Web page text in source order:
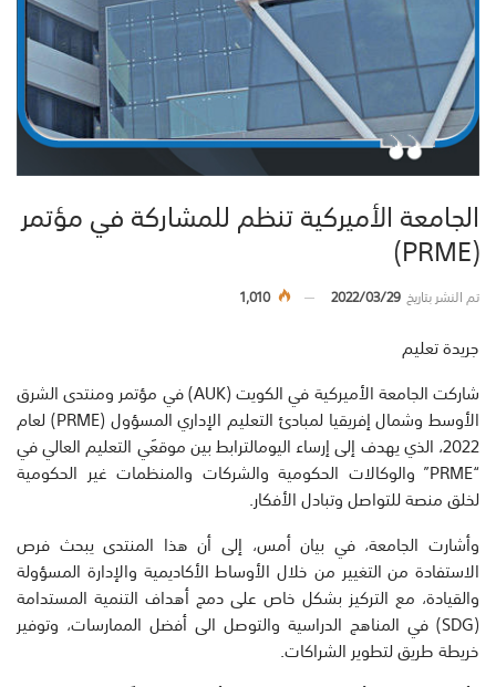
الجامعة الأميركية تنظم للمشاركة في مؤتمر
(PRME)
تم النشر بتاريخ2022/03/29
1,010
جريدة تعليم
شاركت الجامعة الأميركية في الكويت (AUK) في مؤتمر ومنتدى الشرق
الأوسط وشمال إفريقيا لمبادئ التعليم الإداري المسؤول (PRME) لعام
2022، الذي يهدف إلى إرساء اليومالترابط بين موقعَي التعليم العالي في
“PRME” والوكالات الحكومية والشركات والمنظمات غير الحكومية
لخلق منصة للتواصل وتبادل الأفكار.
وأشارت الجامعة، في بيان أمس، إلى أن هذا المنتدى يبحث فرص
الاستفادة من التغيير من خلال الأوساط الأكاديمية والإدارة المسؤولة
والقيادة، مع التركيز بشكل خاص على دمج أهداف التنمية المستدامة
(SDG) في المناهج الدراسية والتوصل الى أفضل الممارسات، وتوفير
خريطة طريق لتطوير الشراكات.